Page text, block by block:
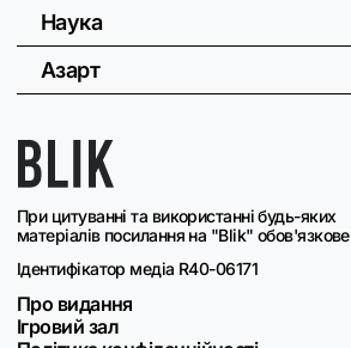
При цитуванні та використанні будь-яких
матеріалів посилання на "Blik" обов'язкове
Ідентифікатор медіа R40-06171
Про видання
Ігровий зал
Наука
Азарт